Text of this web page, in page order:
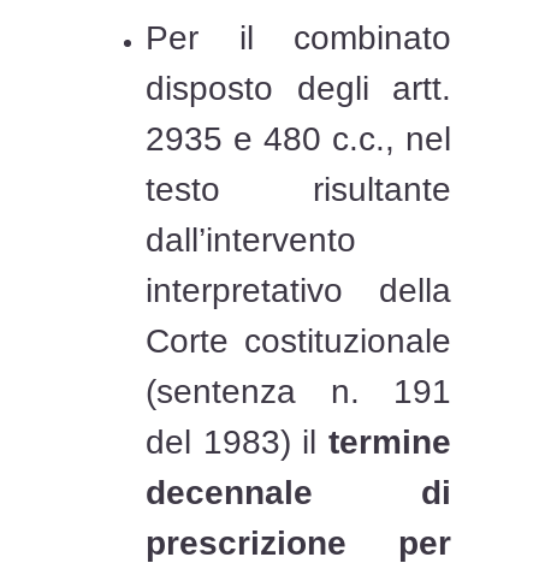
Per il combinato
disposto degli artt.
2935 e 480 c.c., nel
testo risultante
dall’intervento
interpretativo della
Corte costituzionale
(sentenza n. 191
del 1983) il termine
decennale di
prescrizione per